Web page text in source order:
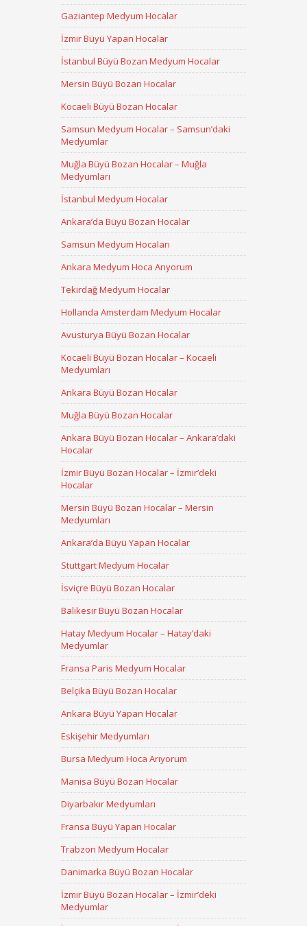
Gaziantep Medyum Hocalar
İzmir Büyü Yapan Hocalar
İstanbul Büyü Bozan Medyum Hocalar
Mersin Büyü Bozan Hocalar
Kocaeli Büyü Bozan Hocalar
Samsun Medyum Hocalar – Samsun’daki
Medyumlar
Muğla Büyü Bozan Hocalar – Muğla
Medyumları
İstanbul Medyum Hocalar
Ankara’da Büyü Bozan Hocalar
Samsun Medyum Hocaları
Ankara Medyum Hoca Arıyorum
Tekirdağ Medyum Hocalar
Hollanda Amsterdam Medyum Hocalar
Avusturya Büyü Bozan Hocalar
Kocaeli Büyü Bozan Hocalar – Kocaeli
Medyumları
Ankara Büyü Bozan Hocalar
Muğla Büyü Bozan Hocalar
Ankara Büyü Bozan Hocalar – Ankara’daki
Hocalar
İzmir Büyü Bozan Hocalar – İzmir’deki
Hocalar
Mersin Büyü Bozan Hocalar – Mersin
Medyumları
Ankara’da Büyü Yapan Hocalar
Stuttgart Medyum Hocalar
İsviçre Büyü Bozan Hocalar
Balıkesir Büyü Bozan Hocalar
Hatay Medyum Hocalar – Hatay’daki
Medyumlar
Fransa Paris Medyum Hocalar
Belçika Büyü Bozan Hocalar
Ankara Büyü Yapan Hocalar
Eskişehir Medyumları
Bursa Medyum Hoca Arıyorum
Manisa Büyü Bozan Hocalar
Diyarbakır Medyumları
Fransa Büyü Yapan Hocalar
Trabzon Medyum Hocalar
Danimarka Büyü Bozan Hocalar
İzmir Büyü Bozan Hocalar – İzmir’deki
Medyumlar